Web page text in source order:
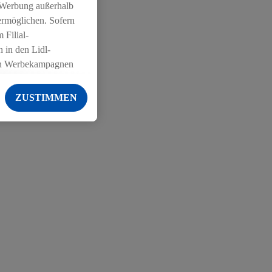
außerhalb
Sofern
Filial-
in den Lidl-
Diensten
der Lidl-Dienste,
Geschlecht -
in Ihr
Adresse von uns
erkennen und
ZUSTIMMEN